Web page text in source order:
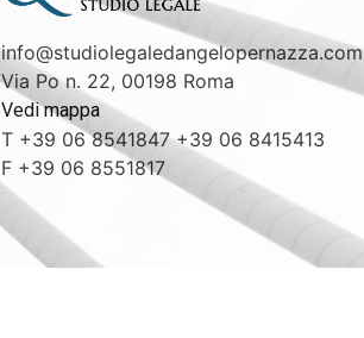
info@studiolegaledangelopernazza.com
Via Po n. 22, 00198 Roma
Vedi mappa
T +39 06 8541847 +39 06 8415413
F +39 06 8551817